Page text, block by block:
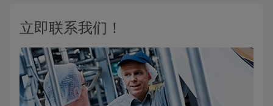
立即联系我们！